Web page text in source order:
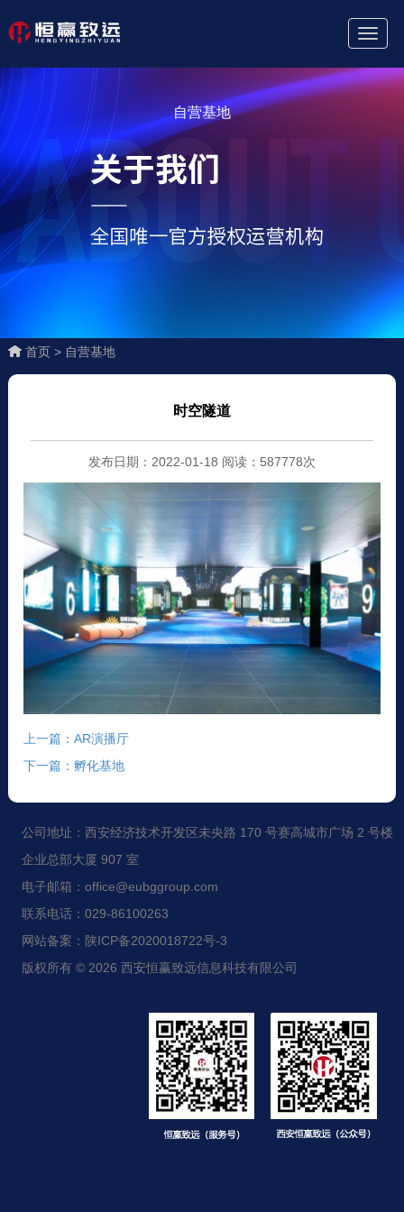
自营基地
首页 > 自营基地
时空隧道
发布日期：2022-01-18 阅读：587778次
上一篇：AR演播厅
下一篇：孵化基地
公司地址：西安经济技术开发区未央路 170 号赛高城市广场 2 号楼
企业总部大厦 907 室
电子邮箱：office@eubggroup.com
联系电话：029-86100263
网站备案：陕ICP备2020018722号-3
版权所有 © 2026 西安恒赢致远信息科技有限公司